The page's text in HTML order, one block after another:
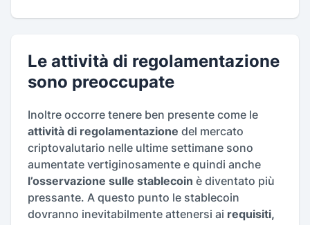
Le attività di regolamentazione
sono preoccupate
Inoltre occorre tenere ben presente come le
attività di regolamentazione del mercato
criptovalutario nelle ultime settimane sono
aumentate vertiginosamente e quindi anche
l’osservazione sulle stablecoin è diventato più
pressante. A questo punto le stablecoin
dovranno inevitabilmente attenersi ai requisiti,